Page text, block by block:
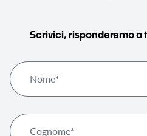
Scrivici, risponderemo a